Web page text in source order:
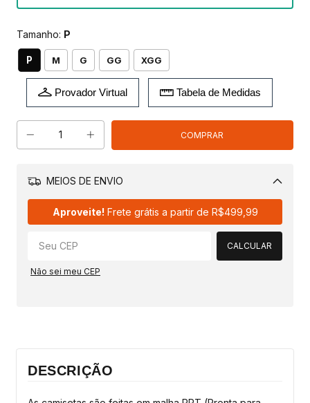
Tamanho: P
P M G GG XGG
Provador Virtual Tabela de Medidas
MEIOS DE ENVIO
Aproveite! Frete grátis a partir de R$499,99
CALCULAR
Não sei meu CEP
DESCRIÇÃO